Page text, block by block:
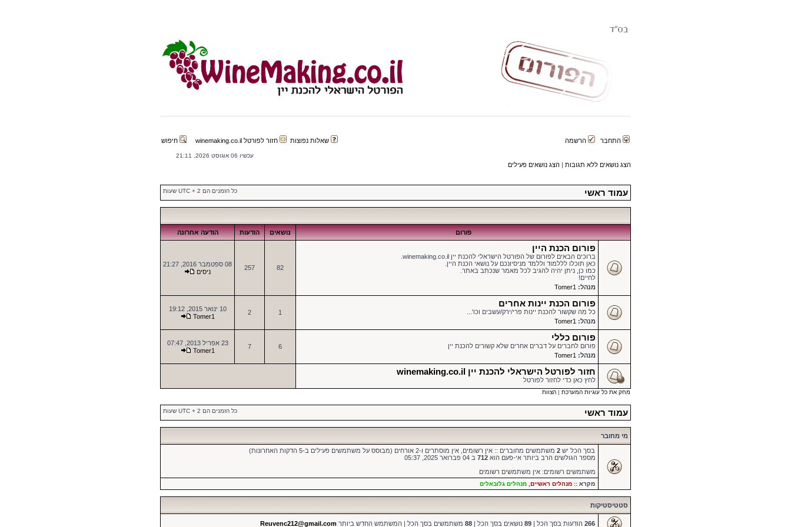
התחבר הרשמה שאלות נפוצות חזור לפורטל winemaking.co.il חיפוש
עכשיו 06 אוגוסט 2026, 21:11
הצג נושאים ללא תגובות | הצג נושאים פעילים
עמוד ראשי כל הזמנים הם UTC + 2 שעות
פורום נושאים הודעות הודעה אחרונה
פורום הכנת היין
ברוכים הבאים לפורום של הפורטל הישראלי להכנת יין winemaking.co.il.
כאן תוכלו לללמוד וללמד מניסיונכם על נושאי הכנת היין.
כמו כן, ניתן יהיה להגיב לכל מאמר שנכתב באתר.
לחיים!
מנהל: Tomer1
82
257
08 ספטמבר 2016, 21:27
ניסים
פורום הכנת יינות אחרים
כל מה שקשור להכנת יינות פרי/ירק/עשבים וכו'...
מנהל: Tomer1
1
2
10 ינואר 2015, 19:12
Tomer1
פורום כללי
פורום לחברים על דברים אחרים שלא קשורים להכנת יין
מנהל: Tomer1
6
7
23 אפריל 2013, 07:47
Tomer1
חזור לפורטל הישראלי להכנת יין winemaking.co.il
לחץ כאן כדי לחזור לפורטל
מחק את כל עוגיות המערכת | הצוות
עמוד ראשי כל הזמנים הם UTC + 2 שעות
מי מחובר
בסך הכל יש 2 משתמשים מחוברים :: אין רשומים, אין מוסתרים ו-2 אורחים (מבוסס על משתמשים פעילים ב-5 הדקות האחרונות)
מספר הגולשים הרב ביותר אי-פעם הוא 712 ב 04 פברואר 2025, 05:37
משתמשים רשומים: אין משתמשים רשומים
מקרא :: מנהלים ראשיים מנהלים גלובאלים
סטטיסטיקות
266 הודעות בסך הכל | 89 נושאים בסך הכל | 88 משתמשים בסך הכל | המשתמש החדש ביותר Reuvenc212@gmail.com